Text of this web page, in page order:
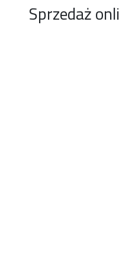
Sprzedaż